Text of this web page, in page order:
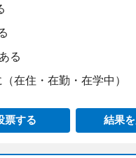
る
在住・在勤・在学中）
票する 結果